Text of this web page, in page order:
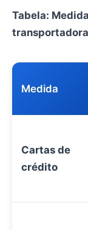
Tabela:
Medida
Cartas de
crédito